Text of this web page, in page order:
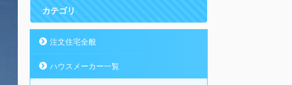
カテゴリ
注文住宅全般
ハウスメーカー一覧